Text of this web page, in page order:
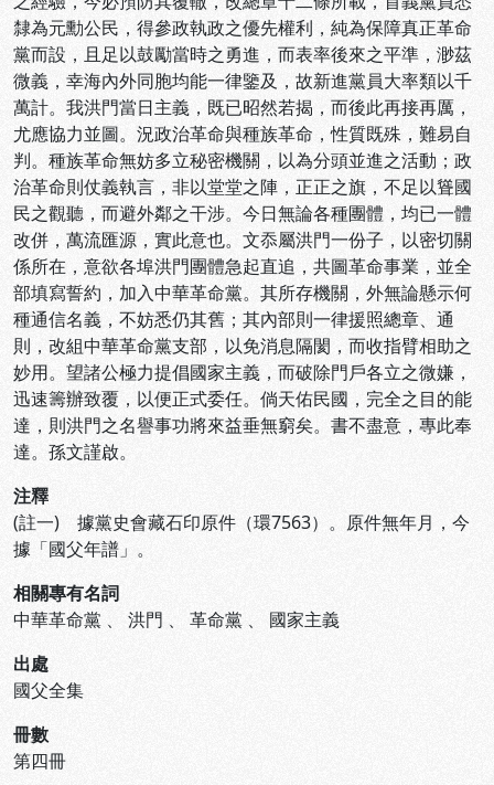
隸為元勳公民，得參政執政之優先權利，純為保障真正革命
黨而設，且足以鼓勵當時之勇進，而表率後來之平準，渺茲
微義，幸海內外同胞均能一律鑒及，故新進黨員大率類以千
萬計。我洪門當日主義，既已昭然若揭，而後此再接再厲，
尤應協力並圖。況政治革命與種族革命，性質既殊，難易自
判。種族革命無妨多立秘密機關，以為分頭並進之活動；政
治革命則仗義執言，非以堂堂之陣，正正之旗，不足以聳國
民之觀聽，而避外鄰之干涉。今日無論各種團體，均已一體
改併，萬流匯源，實此意也。文忝屬洪門一份子，以密切關
係所在，意欲各埠洪門團體急起直追，共圖革命事業，並全
部填寫誓約，加入中華革命黨。其所存機關，外無論懸示何
種通信名義，不妨悉仍其舊；其內部則一律援照總章、通
則，改組中華革命黨支部，以免消息隔閡，而收指臂相助之
妙用。望諸公極力提倡國家主義，而破除門戶各立之微嫌，
迅速籌辦致覆，以便正式委任。倘天佑民國，完全之目的能
達，則洪門之名譽事功將來益垂無窮矣。書不盡意，專此奉
達。孫文謹啟。
注釋
(註一) 據黨史會藏石印原件（環7563）。原件無年月，今
據「國父年譜」。
相關專有名詞
中華革命黨 、 洪門 、 革命黨 、 國家主義
出處
國父全集
冊數
第四冊